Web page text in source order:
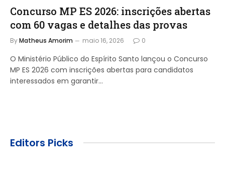
Concurso MP ES 2026: inscrições abertas
com 60 vagas e detalhes das provas
ByMatheus Amorim maio 16, 2026 0
O Ministério Público do Espírito Santo lançou o Concurso
MP ES 2026 com inscrições abertas para candidatos
interessados em garantir…
Editors Picks